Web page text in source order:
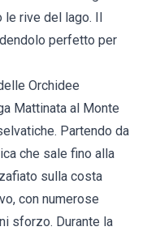
rive del lago. Il
perfetto per
Orchidee
Mattinata al Monte
Partendo da
che sale fino alla
sulla costa
con numerose
sforzo. Durante la